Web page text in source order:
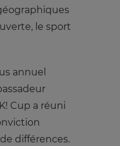
le sport
annuel
Cup a réuni
différences.